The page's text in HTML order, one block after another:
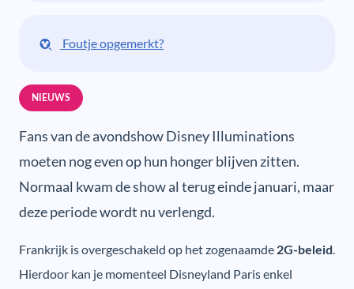
Foutje opgemerkt?
NIEUWS
Fans van de avondshow Disney Illuminations
moeten nog even op hun honger blijven zitten.
Normaal kwam de show al terug einde januari, maar
deze periode wordt nu verlengd.
Frankrijk is overgeschakeld op het zogenaamde 2G-beleid.
Hierdoor kan je momenteel Disneyland Paris enkel